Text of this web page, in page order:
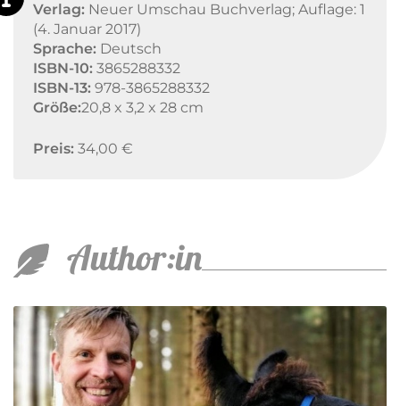
Verlag: Neuer Umschau Buchverlag; Auflage: 1
(4. Januar 2017)
Sprache: Deutsch
ISBN-10: 3865288332
ISBN-13: 978-3865288332
Größe:20,8 x 3,2 x 28 cm
Preis: 34,00 €
Author:in